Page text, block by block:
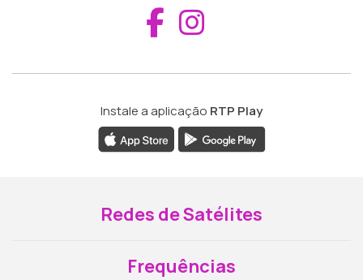
Aceder ao
Instale a aplicação RTP Play
Redes de Satélites
Frequências